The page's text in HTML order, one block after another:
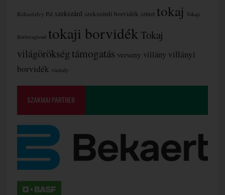
Rókusfalvy Pál szekszárd szekszárdi borvidék szüret tokaj Tokaji
Borlovagrend tokaji borvidékTokaj
világörökségtámogatás verseny villány villányi
borvidék vinitaly
SZAKMAI PARTNER